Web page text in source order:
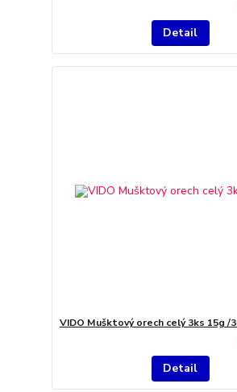
Detail
VIDO Mušktový orech celý 3ks 15g /
Detail